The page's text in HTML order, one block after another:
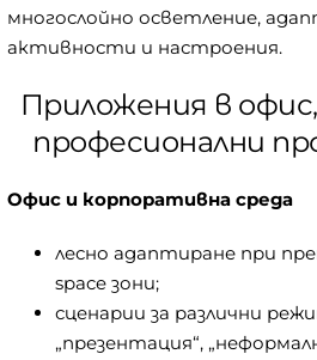
многослойно осветление,
активности и настроения.
Приложения в
професионални
Офис и корпоративна среда
лесно адаптиране при
space зони;
сценарии за различни
„презентация“,